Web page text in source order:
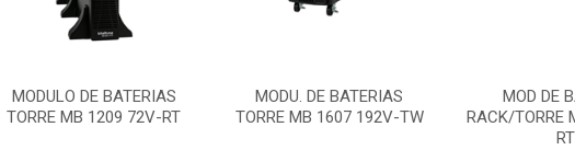
MODULO DE BATERIAS
TORRE MB 1209 72V-RT
MODU. DE BATERIAS
TORRE MB 1607 192V-TW
MOD DE
RACK/TORRE
RT